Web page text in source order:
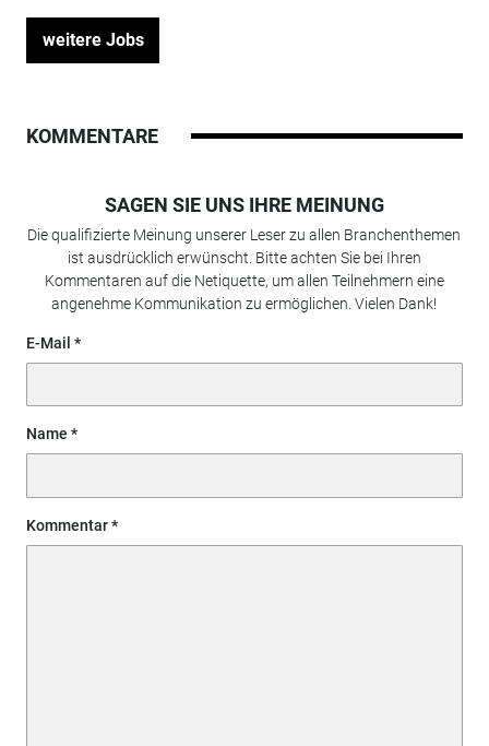
weitere Jobs
KOMMENTARE
SAGEN SIE UNS IHRE MEINUNG
Die qualifizierte Meinung unserer Leser zu allen Branchenthemen
ist ausdrücklich erwünscht. Bitte achten Sie bei Ihren
Kommentaren auf die Netiquette, um allen Teilnehmern eine
angenehme Kommunikation zu ermöglichen. Vielen Dank!
E-Mail
Name
Kommentar